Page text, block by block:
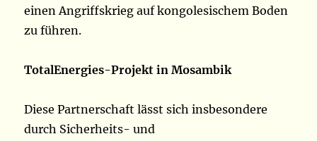
einen Angriffskrieg auf kongolesischem Boden
zu führen.
TotalEnergies-Projekt in Mosambik
Diese Partnerschaft lässt sich insbesondere
durch Sicherheits- und